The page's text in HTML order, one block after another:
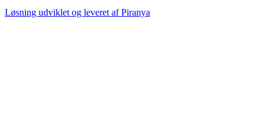
Løsning udviklet og leveret afPiranya